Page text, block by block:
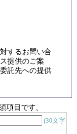
するお問い合
提供のご案
託先への提供
項目です。
(30文字